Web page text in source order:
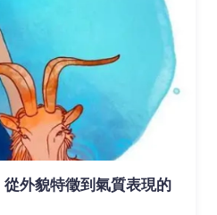
外貌特徵到氣質表現的